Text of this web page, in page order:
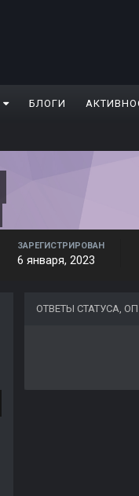
БЛОГИ
ЗАРЕГИСТРИРОВАН
6 января, 2023
ОТВЕТЫ СТАТУСА,